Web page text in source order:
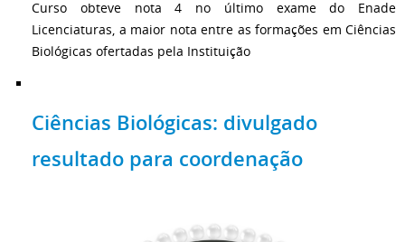
Curso obteve nota 4 no último exame do Enade
Licenciaturas, a maior nota entre as formações em Ciências
Biológicas ofertadas pela Instituição
Ciências Biológicas: divulgado
resultado para coordenação